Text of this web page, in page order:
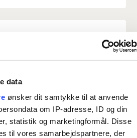
data
ønsker dit samtykke til at anvende
om IP-adresse, ID og din
statistik og marketingformål. Disse
til vores samarbejdspartnere, der
der er forurenet jord i